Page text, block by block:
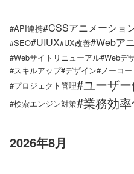
#API連携#CSSアニメーショ
#SEO#UIUX#UX改善#Webア
#Webサイトリニューアル#Webデ
#スキルアップ#デザイン#ノーコー
#プロジェクト管理#ユーザ
#検索エンジン対策#業務効
2026年8月